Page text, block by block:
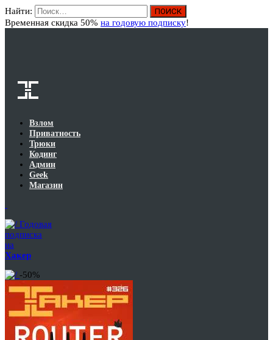
Найти:
Временная скидка 50% на годовую подписку!
Взлом
Приватность
Трюки
Кодинг
Админ
Geek
Магазин
Годовая
подписка
на
Хакер
-50%